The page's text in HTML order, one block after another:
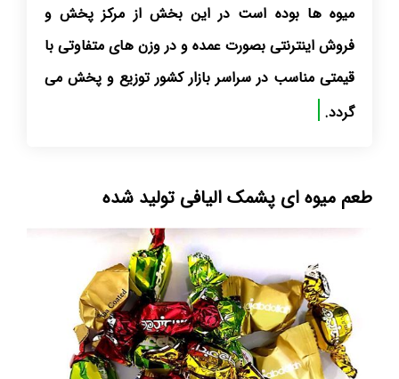
میوه ها بوده است در این بخش از مرکز پخش و
فروش اینترنتی بصورت عمده و در وزن های متفاوتی با
قیمتی مناسب در سراسر بازار کشور توزیع و پخش می
گردد.
طعم میوه ای پشمک الیافی تولید شده